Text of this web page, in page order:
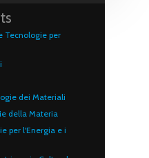
Tecnologie per
dei Materiali
della Materia
per l'Energia e i